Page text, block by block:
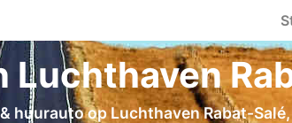
huurauto op Luchthaven Rabat-